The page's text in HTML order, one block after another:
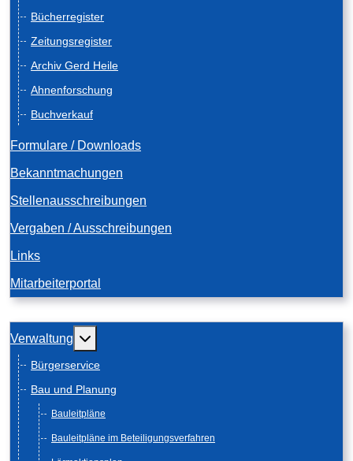
Bücherregister
Zeitungsregister
Archiv Gerd Heile
Ahnenforschung
Buchverkauf
Formulare / Downloads
Bekanntmachungen
Stellenausschreibungen
Vergaben / Ausschreibungen
Links
Mitarbeiterportal
Verwaltung Weitere Informationen: Verwaltung
Bürgerservice
Bau und Planung
Bauleitpläne
Bauleitpläne im Beteiligungsverfahren